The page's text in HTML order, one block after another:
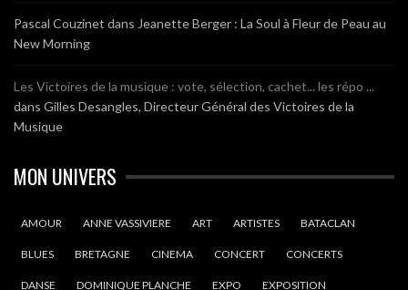
Pascal Couzinet dans Jeanette Berger : La Soul à Fleur de Peau au
New Morning
Les Victoires de la musique : vote, sélection, cachet... les répo ...
dans Gilles Desangles, Directeur Général des Victoires de la
Musique
MON UNIVERS
AMOUR ANNE VASSIVIERE ART ARTISTES BATACLAN
BLUES BRETAGNE CINEMA CONCERT CONCERTS
DANSE DOMINIQUE PLANCHE EXPO EXPOSITION